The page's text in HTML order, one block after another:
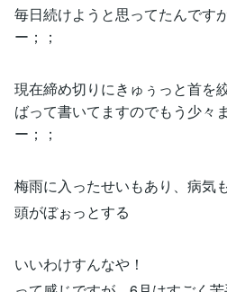
毎日続けようと思ってたんです
ー；；
現在締め切りにきゅぅっと首を
ばって書いてますのでもう少々
ー；；
梅雨に入ったせいもあり、病気
頭がぼぉっとする
いいわけすんなや！